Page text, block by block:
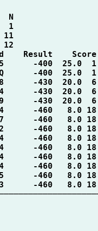
N
4  1
9 11
: 12
Result
-400  25.0
-400  25.0
8      -430  20.0
♣4      -430  20.0
9      -430  20.0
-460   8.0
7      -460   8.0
-460   8.0
-460   8.0
♣4      -460   8.0
-460   8.0
-460   8.0
♠5      -460   8.0
3      -460   8.0